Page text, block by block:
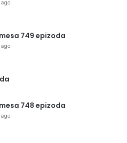
749 epizoda
748 epizoda